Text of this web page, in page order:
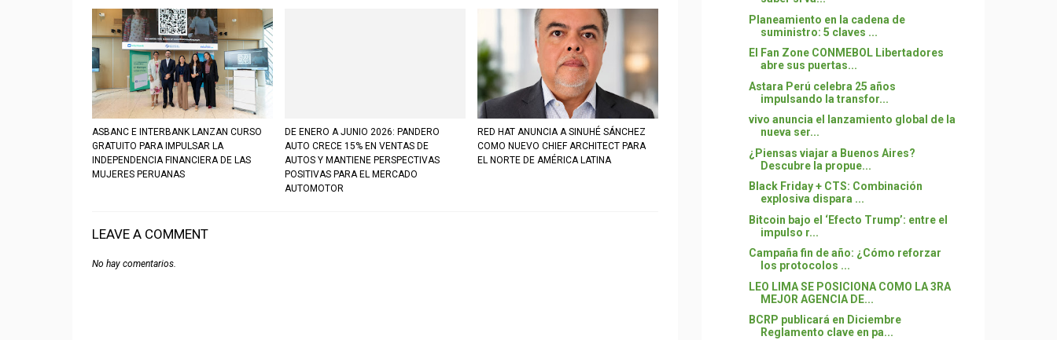
ASBANC E INTERBANK LANZAN CURSO
GRATUITO PARA IMPULSAR LA
INDEPENDENCIA FINANCIERA DE LAS
MUJERES PERUANAS
DE ENERO A JUNIO 2026: PANDERO
AUTO CRECE 15% EN VENTAS DE
AUTOS Y MANTIENE PERSPECTIVAS
POSITIVAS PARA EL MERCADO
AUTOMOTOR
RED HAT ANUNCIA A SINUHÉ SÁNCHEZ
COMO NUEVO CHIEF ARCHITECT PARA
EL NORTE DE AMÉRICA LATINA
LEAVE A COMMENT
No hay comentarios.
Planeamiento en la cadena de
suministro: 5 claves ...
El Fan Zone CONMEBOL Libertadores
abre sus puertas...
Astara Perú celebra 25 años
impulsando la transfor...
vivo anuncia el lanzamiento global de la
nueva ser...
¿Piensas viajar a Buenos Aires?
Descubre la propue...
Black Friday + CTS: Combinación
explosiva dispara ...
Bitcoin bajo el ‘Efecto Trump’: entre el
impulso r...
Campaña fin de año: ¿Cómo reforzar
los protocolos ...
LEO LIMA SE POSICIONA COMO LA 3RA
MEJOR AGENCIA DE...
BCRP publicará en Diciembre
Reglamento clave en pa...